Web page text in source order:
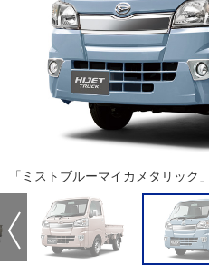
「ミストブルーマイカメタリック」